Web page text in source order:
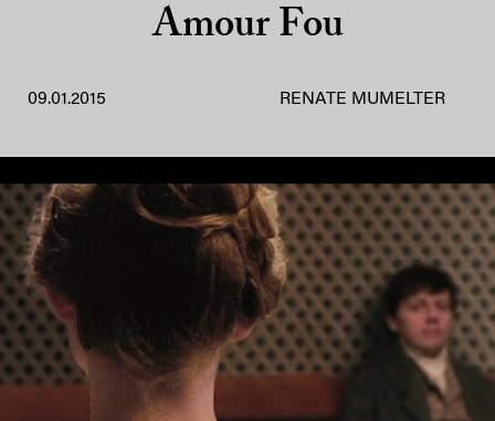
Amour Fou
09.01.2015 RENATE MUMELTER